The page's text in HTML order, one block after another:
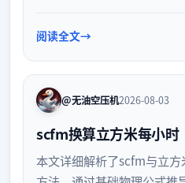
监测方案。
阅读全文
@无油空压机2026-08-03
scfm换算立方米每小时
本文详细解析了scfm与立